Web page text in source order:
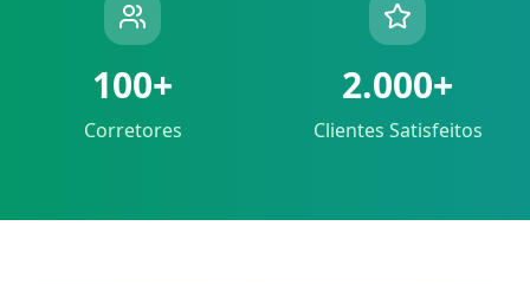
100+
Corretores
2.000+
Clientes Satisfeitos